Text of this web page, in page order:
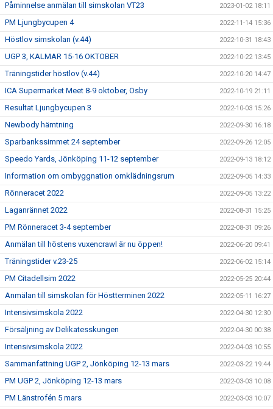
Påminnelse anmälan till simskolan VT23 2023-01-02 18:11
PM Ljungbycupen 4 2022-11-14 15:36
Höstlov simskolan (v.44) 2022-10-31 18:43
UGP 3, KALMAR 15-16 OKTOBER 2022-10-22 13:45
Träningstider höstlov (v.44) 2022-10-20 14:47
ICA Supermarket Meet 8-9 oktober, Osby 2022-10-19 21:11
Resultat Ljungbycupen 3 2022-10-03 15:26
Newbody hämtning 2022-09-30 16:18
Sparbankssimmet 24 september 2022-09-26 12:05
Speedo Yards, Jönköping 11-12 september 2022-09-13 18:12
Information om ombyggnation omklädningsrum 2022-09-05 14:33
Rönneracet 2022 2022-09-05 13:22
Laganrännet 2022 2022-08-31 15:25
PM Rönneracet 3-4 september 2022-08-31 09:26
Anmälan till höstens vuxencrawl är nu öppen! 2022-06-20 09:41
Träningstider v.23-25 2022-06-02 15:14
PM Citadellsim 2022 2022-05-25 20:44
Anmälan till simskolan för Höstterminen 2022 2022-05-11 16:27
Intensivsimskola 2022 2022-04-30 12:30
Försäljning av Delikatesskungen 2022-04-30 00:38
Intensivsimskola 2022 2022-04-03 10:55
Sammanfattning UGP 2, Jönköping 12-13 mars 2022-03-22 19:44
PM UGP 2, Jönköping 12-13 mars 2022-03-03 10:08
PM Länstrofén 5 mars 2022-03-03 10:07